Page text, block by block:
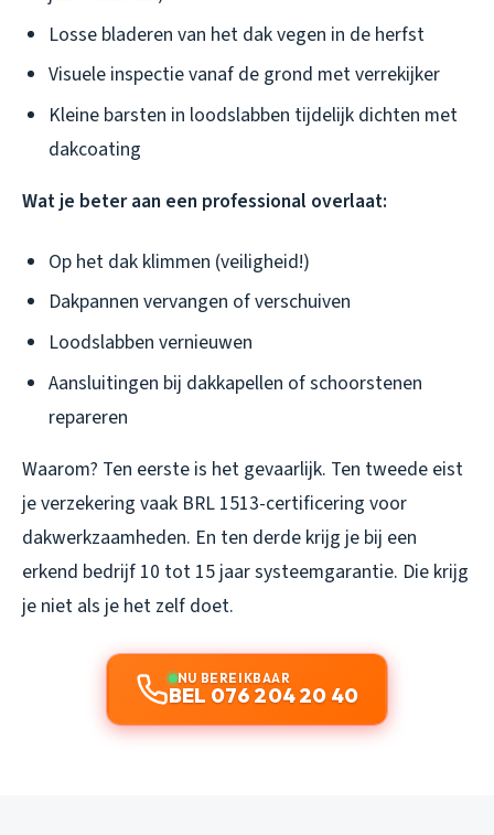
Losse bladeren van het dak vegen in de herfst
Visuele inspectie vanaf de grond met verrekijker
Kleine barsten in loodslabben tijdelijk dichten met
dakcoating
Wat je beter aan een professional overlaat:
Op het dak klimmen (veiligheid!)
Dakpannen vervangen of verschuiven
Loodslabben vernieuwen
Aansluitingen bij dakkapellen of schoorstenen
repareren
Waarom? Ten eerste is het gevaarlijk. Ten tweede eist
je verzekering vaak BRL 1513-certificering voor
dakwerkzaamheden. En ten derde krijg je bij een
erkend bedrijf 10 tot 15 jaar systeemgarantie. Die krijg
je niet als je het zelf doet.
NU BEREIKBAAR
BEL 076 204 20 40